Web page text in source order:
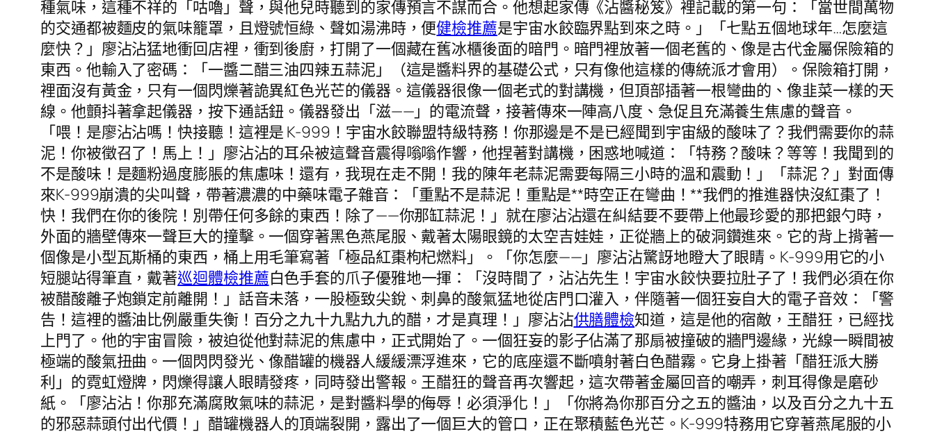
種氣味，這種不祥的「咕嚕」聲，與他兒時聽到的家傳預言不謀而合。他想起家傳《沾醬秘笈》裡記載的第一句：「當世間萬物
的交通都被麵皮的氣味籠罩，且燈號恒綠、聲如湯沸時，便健檢推薦是宇宙水餃臨界點到來之時。」「七點五個地球年…怎麼這
麼快？」廖沾沾猛地衝回店裡，衝到後廚，打開了一個藏在舊冰櫃後面的暗門。暗門裡放著一個老舊的、像是古代金屬保險箱的
東西。他輸入了密碼：「一醬二醋三油四辣五蒜泥」（這是醬料界的基礎公式，只有像他這樣的傳統派才會用）。保險箱打開，
裡面沒有黃金，只有一個閃爍著詭異紅色光芒的儀器。這儀器很像一個老式的對講機，但頂部插著一根彎曲的、像韭菜一樣的天
線。他顫抖著拿起儀器，按下通話鈕。儀器發出「滋——」的電流聲，接著傳來一陣高八度、急促且充滿養生焦慮的聲音。
「喂！是廖沾沾嗎！快接聽！這裡是 K-999！宇宙水餃聯盟特級特務！你那邊是不是已經聞到宇宙級的酸味了？我們需要你的蒜
泥！你被徵召了！馬上！」廖沾沾的耳朵被這聲音震得嗡嗡作響，他捏著對講機，困惑地喊道：「特務？酸味？等等！我聞到的
不是酸味！是麵粉過度膨脹的焦慮味！還有，我現在走不開！我的陳年老蒜泥需要每隔三小時的溫和震動！」「蒜泥？」對面傳
來K-999崩潰的尖叫聲，帶著濃濃的中藥味電子雜音：「重點不是蒜泥！重點是**時空正在彎曲！**我們的推進器快沒紅棗了！
快！我們在你的後院！別帶任何多餘的東西！除了——你那缸蒜泥！」就在廖沾沾還在糾結要不要帶上他最珍愛的那把銀勺時，
外面的牆壁傳來一聲巨大的撞擊。一個穿著黑色燕尾服、戴著太陽眼鏡的太空吉娃娃，正從牆上的破洞鑽進來。它的背上揹著一
個像是小型瓦斯桶的東西，桶上用毛筆寫著「極品紅棗枸杞燃料」。「你怎麼——」廖沾沾驚訝地瞪大了眼睛。K-999用它的小
短腿站得筆直，戴著巡迴體檢推薦白色手套的爪子優雅地一揮：「沒時間了，沾沾先生！宇宙水餃快要拉肚子了！我們必須在你
被醋酸離子炮鎖定前離開！」話音未落，一股極致尖銳、刺鼻的酸氣猛地從店門口灌入，伴隨著一個狂妄自大的電子音效：「警
告！這裡的醬油比例嚴重失衡！百分之九十九點九九的醋，才是真理！」廖沾沾供膳體檢知道，這是他的宿敵，王醋狂，已經找
上門了。他的宇宙冒險，被迫從他對蒜泥的焦慮中，正式開始了。一個狂妄的影子佔滿了那扇被撞破的牆門邊緣，光線一瞬間被
極端的酸氣扭曲。一個閃閃發光、像醋罐的機器人緩緩漂浮進來，它的底座還不斷噴射著白色醋霧。它身上掛著「醋狂派大勝
利」的霓虹燈牌，閃爍得讓人眼睛發疼，同時發出警報。王醋狂的聲音再次響起，這次帶著金屬回音的嘲弄，刺耳得像是磨砂
紙。「廖沾沾！你那充滿腐敗氣味的蒜泥，是對醬料學的侮辱！必須淨化！」「你將為你那百分之五的醬油，以及百分之九十五
的邪惡蒜頭付出代價！」醋罐機器人的頂端裂開，露出了一個巨大的管口，正在聚積藍色光芒。K-999特務用它穿著燕尾服的小